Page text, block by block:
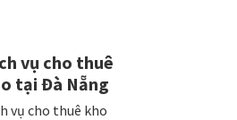
vụ cho thuê
tại Đà Nẵng
vụ cho thuê kho